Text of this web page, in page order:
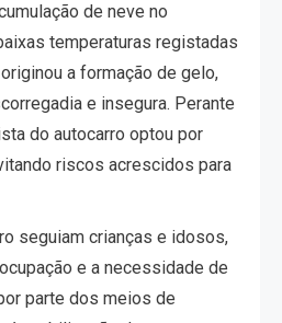
de neve no
temperaturas registadas
a formação de gelo,
e insegura. Perante
do autocarro optou por
riscos acrescidos para
seguiam crianças e idosos,
e a necessidade de
parte dos meios de